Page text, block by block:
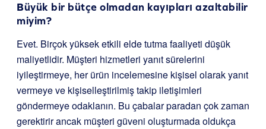
Büyük bir bütçe olmadan kayıpları azaltabilir
miyim?
Evet. Birçok yüksek etkili elde tutma faaliyeti düşük
maliyetlidir. Müşteri hizmetleri yanıt sürelerini
iyileştirmeye, her ürün incelemesine kişisel olarak yanıt
vermeye ve kişiselleştirilmiş takip iletişimleri
göndermeye odaklanın. Bu çabalar paradan çok zaman
gerektirir ancak müşteri güveni oluşturmada oldukça